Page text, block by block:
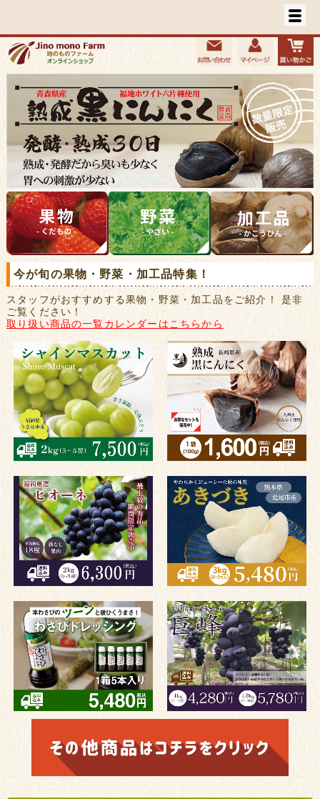
今が旬の果物・野菜・加工品特集！
スタッフがおすすめする果物・野菜・加工品をご紹介！ 是非
ご覧ください！
取り扱い商品の一覧カレンダーはこちらから